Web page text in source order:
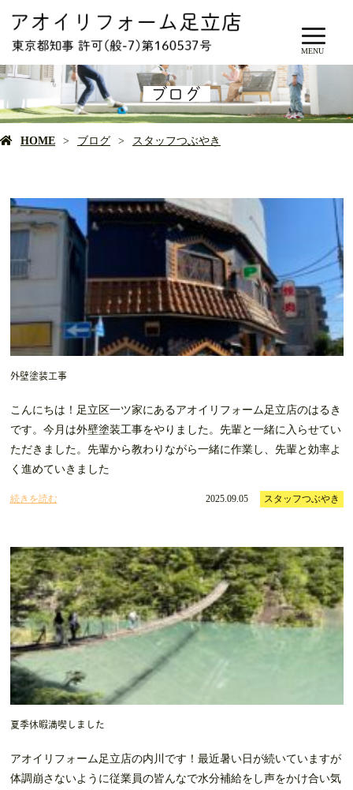
MENU
ブログ
HOME ブログ スタッフつぶやき
外壁塗装工事
こんにちは！足立区一ツ家にあるアオイリフォーム足立店のはるき
です。今月は外壁塗装工事をやりました。先輩と一緒に入らせてい
ただきました。先輩から教わりながら一緒に作業し、先輩と効率よ
く進めていきました
続きを読む 2025.09.05 スタッフつぶやき
夏季休暇満喫しました
アオイリフォーム足立店の内川です！最近暑い日が続いていますが
体調崩さないように従業員の皆んなで水分補給をし声をかけ合い気